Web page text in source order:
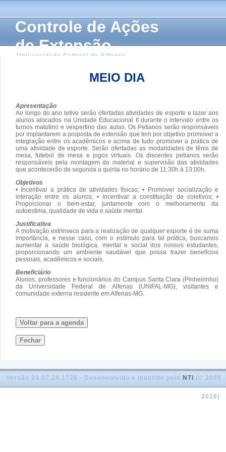
Controle de Ações
de Extensão
Universidade Federal de Alfenas
MEIO DIA
Apresentação
Ao longo do ano letivo serão ofertadas atividades de esporte e lazer aos
alunos alocados na Unidade Educacional II durante o intervalo entre os
turnos matutino e vespertino das aulas. Os Petianos serão responsáveis
por implantarem a proposta de extensão que tem por objetivo promover a
integração entre os acadêmicos e acima de tudo promover a prática de
uma atividade de esporte. Serão ofertadas as modalidades de tênis de
mesa, futebol de mesa e jogos virtuais. Os discentes petianos serão
responsáveis pela montagem do material e supervisão das atividades
que acontecerão de segunda a quinta no horário de 11:30h à 13:00h.
Objetivos
• Incentivar a prática de atividades físicas; • Promover socialização e
interação entre os alunos; • Incentivar a constituição de coletivos; •
Proporcionar o bem-estar, juntamente com o melhoramento da
autoestima, qualidade de vida e saúde mental.
Justificativa
A motivação extrínseca para a realização de qualquer esporte é de suma
importância, e nesse caso, com o estímulo para tal prática, buscamos
aumentar a saúde biológica, mental e social dos nossos estudantes,
proporcionando um ambiente saudável que possa trazer benefícios
pessoais, acadêmicos e sociais.
Beneficiário
Alunos, professores e funcionários do Campus Santa Clara (Pinheirinho)
da Universidade Federal de Alfenas (UNIFAL-MG), visitantes e
comunidade externa residente em Alfenas-MG.
Voltar para a agenda
Fechar
Versão 24.07.24.1726 - Desenvolvido e mantido pelo NTI (© 2009 -
2026)